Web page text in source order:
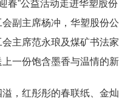
春”公益活动走进华塑股
副主席杨冲，华塑股份
主席范永琅及煤矿书法
一份饱含墨香与温情的
，红彤彤的春联纸、金